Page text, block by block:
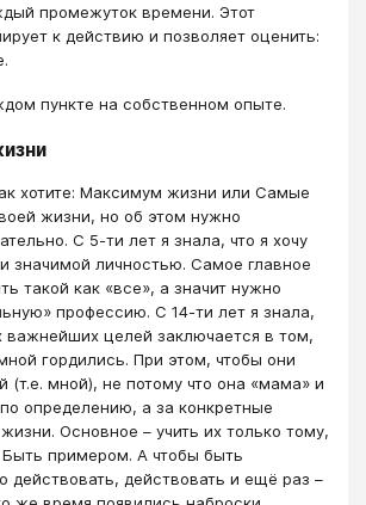
промежуток времени. Этот
к действию и позволяет оценить:
пункте на собственном опыте.
хотите: Максимум жизни или Самые
жизни, но об этом нужно
С 5-ти лет я знала, что я хочу
значимой личностью. Самое главное
такой как «все», а значит нужно
профессию. С 14-ти лет я знала,
важнейших целей заключается в том,
гордились. При этом, чтобы они
(т.е. мной), не потому что она «мама» и
определению, а за конкретные
Основное – учить их только тому,
примером. А чтобы быть
действовать, действовать и ещё раз –